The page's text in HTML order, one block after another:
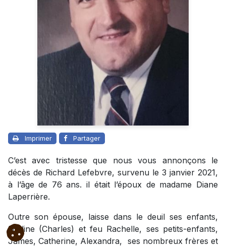
Imprimer Partager
C’est avec tristesse que nous vous annonçons le
décès de Richard Lefebvre, survenu le 3 janvier 2021,
à l’âge de 76 ans. il était l’époux de madame Diane
Laperrière.
Outre son épouse, laisse dans le deuil ses enfants,
Nadine (Charles) et feu Rachelle, ses petits-enfants,
James, Catherine, Alexandra, ses nombreux frères et